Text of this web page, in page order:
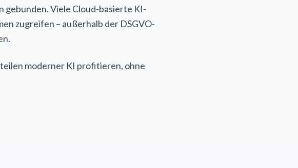
Viele Cloud-basierte KI-
zugreifen – außerhalb der DSGVO-
moderner KI profitieren, ohne